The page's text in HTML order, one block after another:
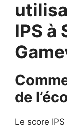
IPS à
de
Le score